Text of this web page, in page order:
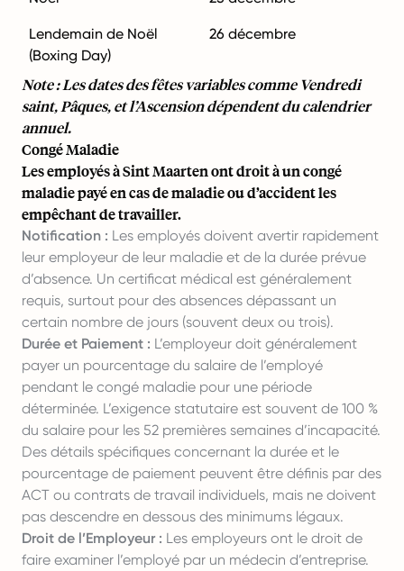
Lendemain de Noël
(Boxing Day)
26 décembre
Note : Les dates des fêtes variables comme Vendredi
saint, Pâques, et l’Ascension dépendent du calendrier
annuel.
Congé Maladie
Les employés à Sint Maarten ont droit à un congé
maladie payé en cas de maladie ou d’accident les
empêchant de travailler.
Notification : Les employés doivent avertir rapidement
leur employeur de leur maladie et de la durée prévue
d’absence. Un certificat médical est généralement
requis, surtout pour des absences dépassant un
certain nombre de jours (souvent deux ou trois).
Durée et Paiement : L’employeur doit généralement
payer un pourcentage du salaire de l’employé
pendant le congé maladie pour une période
déterminée. L’exigence statutaire est souvent de 100 %
du salaire pour les 52 premières semaines d’incapacité.
Des détails spécifiques concernant la durée et le
pourcentage de paiement peuvent être définis par des
ACT ou contrats de travail individuels, mais ne doivent
pas descendre en dessous des minimums légaux.
Droit de l’Employeur : Les employeurs ont le droit de
faire examiner l’employé par un médecin d’entreprise.